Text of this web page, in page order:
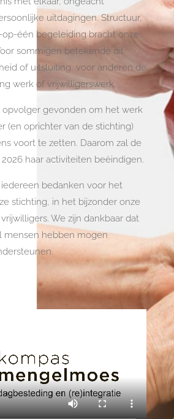
uitdagingen. Structuur,
één begeleiding bracht onze
sommigen betekende dit
of uitsluiting, voor anderen de
werk of vrijwilligerswerk.
opvolger gevonden om het werk
(en oprichter van de stichting)
voort te zetten. Daarom zal de
haar activiteiten beëindigen.
bedanken voor het
stichting, in het bijzonder onze
We zijn dankbaar dat
mensen hebben mogen